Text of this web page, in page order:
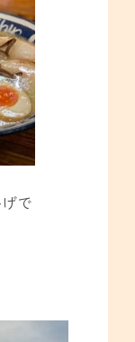
で